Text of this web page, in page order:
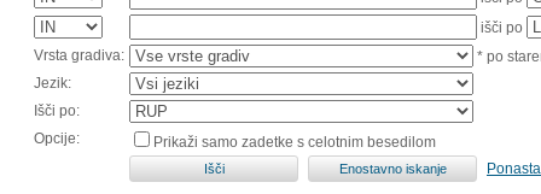
išči po
Vrsta gradiva:
* po
Jezik:
Išči po:
Opcije:
Prikaži samo zadetke s celotnim besedilom